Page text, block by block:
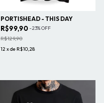
PORTISHEAD - THIS DAY
R$99,90 -23%OFF
R$129,90
12xde R$10,28